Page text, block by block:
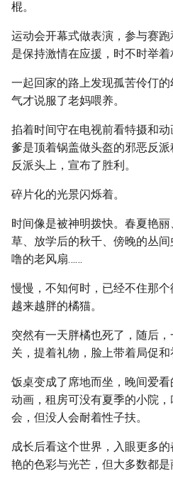
棍。
运动会开幕式做表演，参与赛
是保持激情在应援，时不时举着
一起回家的路上发现孤苦伶仃
气才说服了老妈喂养。
掐着时间守在电视前看特摄和
爹是顶着锅盖做头盔的邪恶反
反派头上，宣布了胜利。
碎片化的光景闪烁着。
时间像是被神明拨快。春夏艳
草、放学后的秋千、傍晚的丛
噜的老风扇……
慢慢，不知何时，已经不住那
越来越胖的橘猫。
突然有一天胖橘也死了，随后
关，提着礼物，脸上带着局促和
饭桌变成了席地而坐，晚间爱
动画，租房可没有夏季的小院
会，但没人会耐着性子扶。
成长后看这个世界，入眼更多
艳的色彩与光芒，但大多数都是